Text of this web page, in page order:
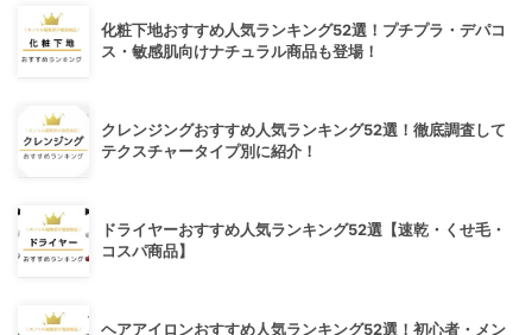
化粧下地おすすめ人気ランキング52選！プチプラ・デパコ
ス・敏感肌向けナチュラル商品も登場！
クレンジングおすすめ人気ランキング52選！徹底調査して
テクスチャータイプ別に紹介！
ドライヤーおすすめ人気ランキング52選【速乾・くせ毛・
コスパ商品】
ヘアアイロンおすすめ人気ランキング52選！初心者・メン